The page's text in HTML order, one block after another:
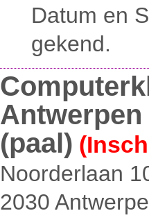
Datum en
gekend.
(paal)
Noorderlaan
2030